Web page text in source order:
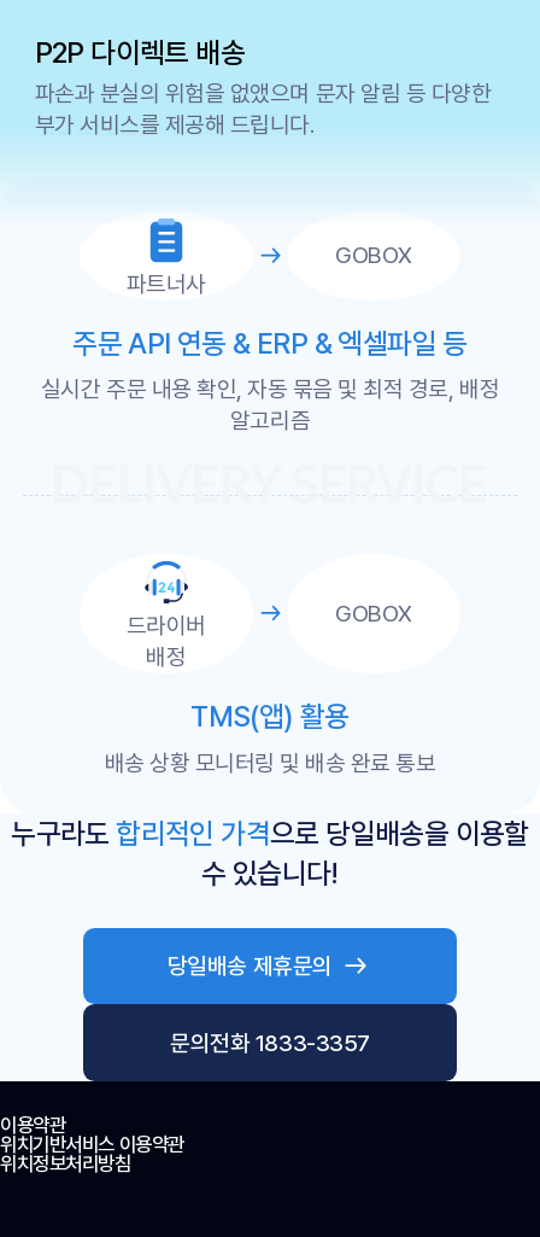
맞춤형 서비스
파트너사의 다양한 요구에 맞춘 맞춤형 서비스를
제공합니다.
P2P 다이렉트 배송
파손과 분실의 위험을 없앴으며 문자 알림 등 다양한
부가 서비스를 제공해 드립니다.
다양한 IT 지원을 통한
효율적인 비즈니스
파트너사
GOBOX
주문 API 연동 & ERP & 엑셀파일 등
실시간 주문 내용 확인, 자동 묶음 및 최적 경로, 배정
알고리즘
드라이버
배정
GOBOX
TMS(앱) 활용
배송 상황 모니터링 및 배송 완료 통보
누구라도 합리적인 가격으로 당일배송을 이용할
수 있습니다!
당일배송 제휴문의
문의전화 1833-3357
이용약관
위치기반서비스 이용약관
위치정보처리방침